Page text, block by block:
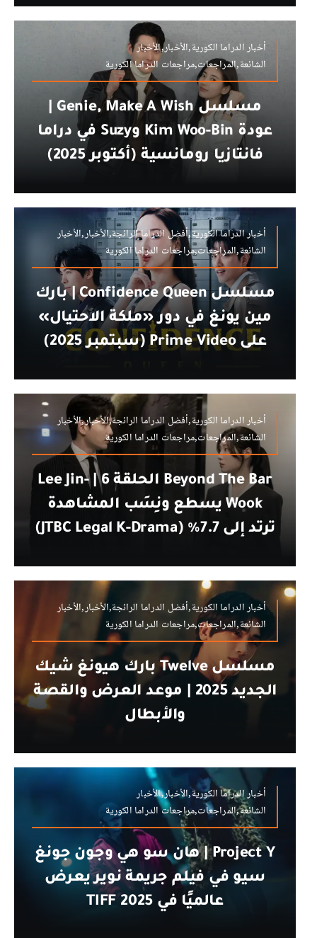
أخبار الدراما الكورية,الأخبار,الأخبار
الشائعة,المراجعات,مراجعات الدراما الكورية
عودة Kim Woo-Bin وSuzy في دراما
فانتازيا رومانسية (أكتوبر 2025)
أخبار الدراما الكورية,أفضل الدراما الرائجة,الأخبار,الأخبار
الشائعة,المراجعات,مراجعات الدراما الكورية
مسلسل Confidence Queen | بارك
مين يونغ في دور «ملكة الاحتيال»
على Prime Video (سبتمبر 2025)
أخبار الدراما الكورية,أفضل الدراما الرائجة,الأخبار,الأخبار
الشائعة,المراجعات,مراجعات الدراما الكورية
Beyond The Bar الحلقة 6 | Lee Jin-
Wook يسطع ونِسَب المشاهدة
ترتد إلى 7.7% (JTBC Legal K-Drama)
أخبار الدراما الكورية,أفضل الدراما الرائجة,الأخبار,الأخبار
الشائعة,المراجعات,مراجعات الدراما الكورية
مسلسل Twelve بارك هيونغ شيك
الجديد 2025 | موعد العرض والقصة
والأبطال
أخبار الدراما الكورية,الأخبار,الأخبار
الشائعة,المراجعات,مراجعات الدراما الكورية
Project Y | هان سو هي وجون جونغ
سيو في فيلم جريمة نوير يعرض
عالميًا في TIFF 2025